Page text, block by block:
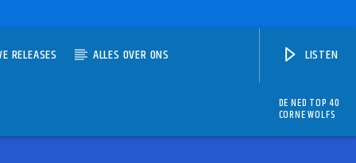
RELEASES ALLES OVER ONS LISTEN
DE NED TOP 40
CORNE WOLFS